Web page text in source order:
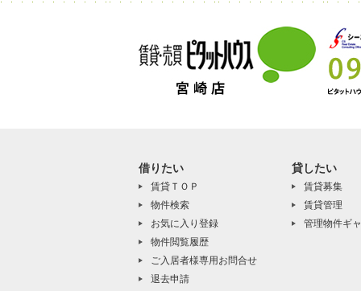
借りたい
賃貸ＴＯＰ
物件検索
お気に入り登録
物件閲覧履歴
ご入居者様専用お問合せ
退去申請
貸したい
賃貸募集
賃貸管理
管理物件ギ